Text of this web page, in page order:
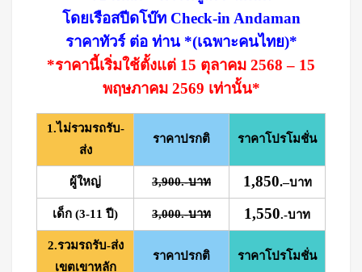
โดยเรือสปีดโบ๊ท Check-in Andaman
ราคาทัวร์ ต่อ ท่าน *(เฉพาะคนไทย)*
*ราคานี้เริ่มใช้ตั้งแต่ 15 ตุลาคม 2568 – 15
พฤษภาคม 2569 เท่านั้น*
1.ไม่รวมรถรับ-
ส่ง
ราคาปรกติ ราคาโปรโมชั่น
ผู้ใหญ่ 3,900.-บาท 1,850.–บาท
เด็ก (3-11 ปี) 3,000.-บาท 1,550.-บาท
2.รวมรถรับ-ส่ง
เขตเขาหลัก
ราคาปรกติ ราคาโปรโมชั่น